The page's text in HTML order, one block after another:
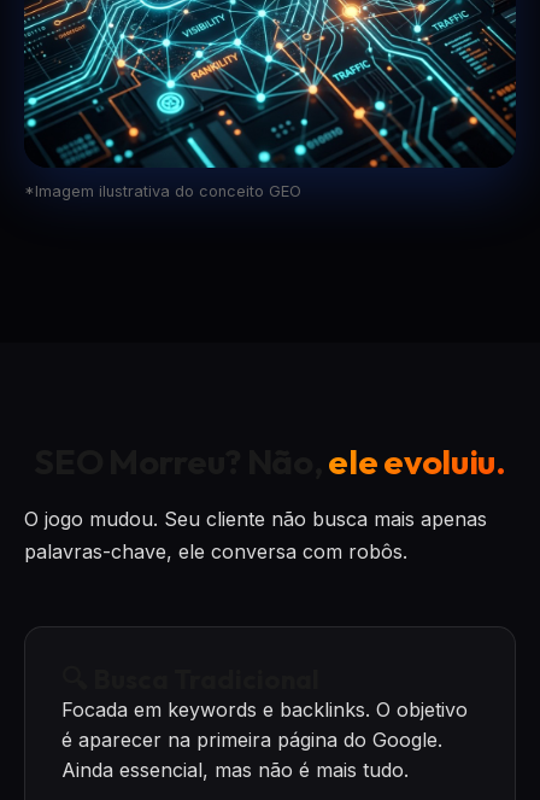
*Imagem ilustrativa do conceito GEO
ele evoluiu.
O jogo mudou. Seu cliente não busca mais apenas
palavras-chave, ele conversa com robôs.
Focada em keywords e backlinks. O objetivo
é aparecer na primeira página do Google.
Ainda essencial, mas não é mais tudo.